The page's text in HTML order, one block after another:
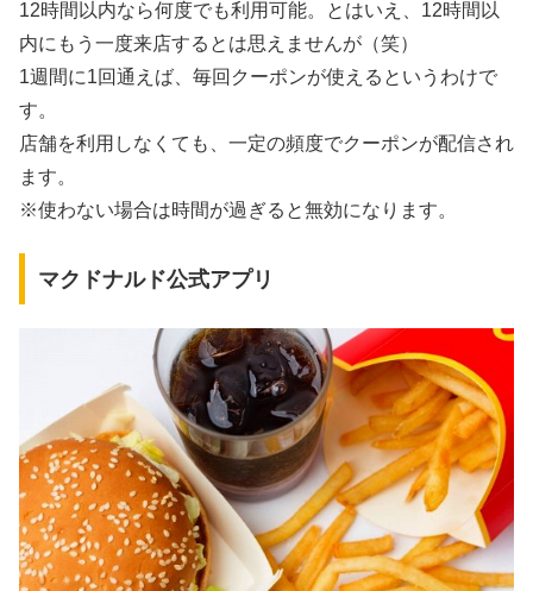
12時間以内なら何度でも利用可能。とはいえ、12時間以
内にもう一度来店するとは思えませんが（笑）
1週間に1回通えば、毎回クーポンが使えるというわけで
す。
店舗を利用しなくても、一定の頻度でクーポンが配信され
ます。
※使わない場合は時間が過ぎると無効になります。
マクドナルド公式アプリ